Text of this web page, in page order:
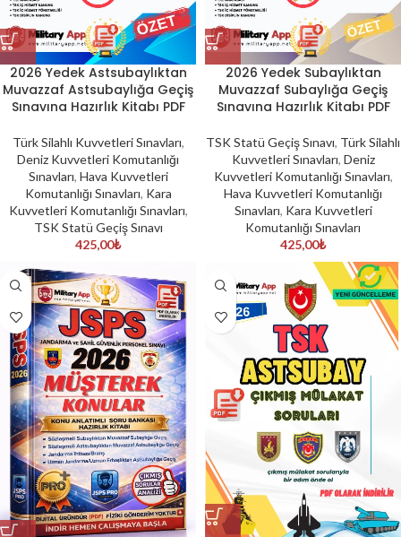
2026 Yedek Astsubaylıktan
Muvazzaf Astsubaylığa Geçiş
Sınavına Hazırlık Kitabı PDF
Türk Silahlı Kuvvetleri Sınavları,
Deniz Kuvvetleri Komutanlığı
Sınavları, Hava Kuvvetleri
Komutanlığı Sınavları, Kara
Kuvvetleri Komutanlığı Sınavları,
TSK Statü Geçiş Sınavı
425,00₺
2026 Yedek Subaylıktan
Muvazzaf Subaylığa Geçiş
Sınavına Hazırlık Kitabı PDF
TSK Statü Geçiş Sınavı, Türk Silahlı
Kuvvetleri Sınavları, Deniz
Kuvvetleri Komutanlığı Sınavları,
Hava Kuvvetleri Komutanlığı
Sınavları, Kara Kuvvetleri
Komutanlığı Sınavları
425,00₺